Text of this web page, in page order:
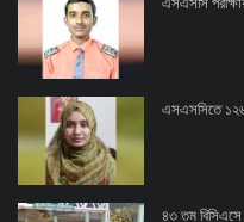
এসএসসিতে
৪৩ তম বিসিএসে